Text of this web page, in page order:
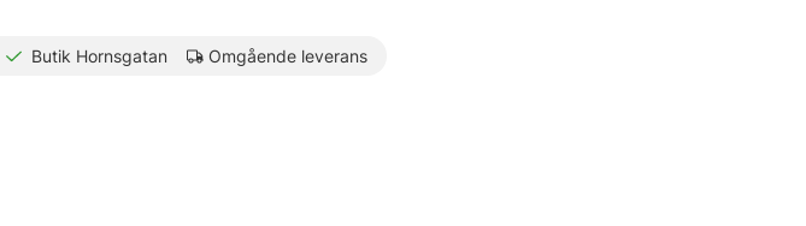
Butik Hornsgatan Omgående leverans